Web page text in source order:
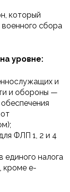
который
сбора
уровне:
и
и обороны —
ФЛП 1, 2 и 4
единого налога
кроме е-